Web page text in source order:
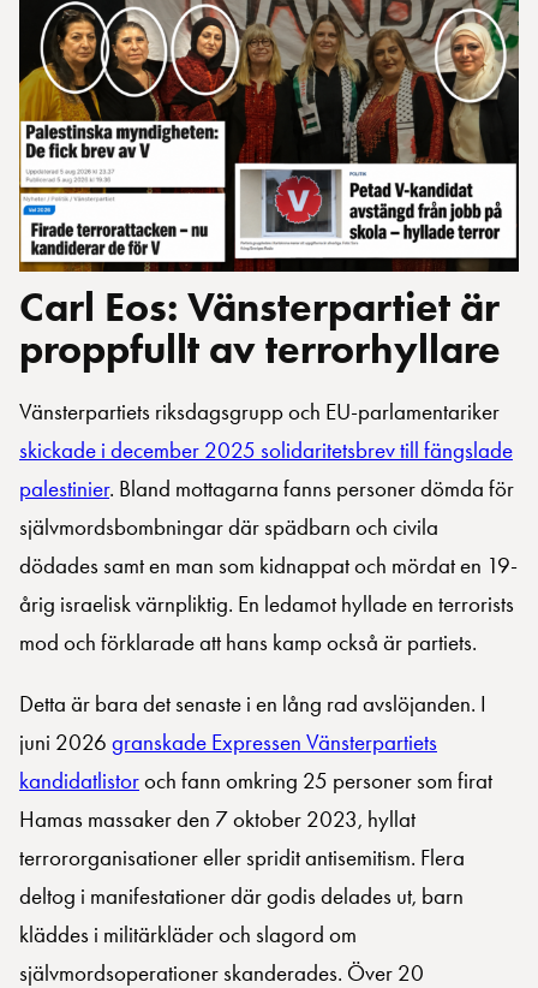
Carl Eos: Vänsterpartiet är
proppfullt av terrorhyllare
Vänsterpartiets riksdagsgrupp och EU-parlamentariker
skickade i december 2025 solidaritetsbrev till fängslade
palestinier. Bland mottagarna fanns personer dömda för
självmordsbombningar där spädbarn och civila
dödades samt en man som kidnappat och mördat en 19-
årig israelisk värnpliktig. En ledamot hyllade en terrorists
mod och förklarade att hans kamp också är partiets.
Detta är bara det senaste i en lång rad avslöjanden. I
juni 2026 granskade Expressen Vänsterpartiets
kandidatlistoroch fann omkring 25 personer som firat
Hamas massaker den 7 oktober 2023, hyllat
terrororganisationer eller spridit antisemitism. Flera
deltog i manifestationer där godis delades ut, barn
kläddes i militärkläder och slagord om
självmordsoperationer skanderades. Över 20